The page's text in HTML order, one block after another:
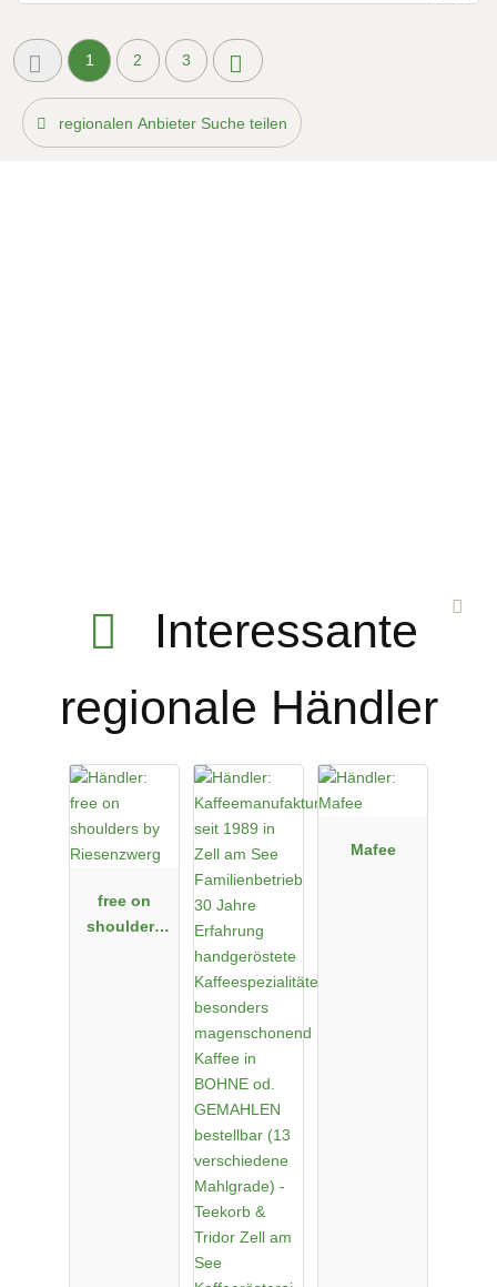
1 2 3
regionalen Anbieter Suche teilen
Interessante
regionale Händler
free on
shoulders
Mafee